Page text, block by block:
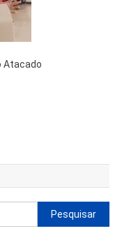
Atacado
Pesquisar
por: